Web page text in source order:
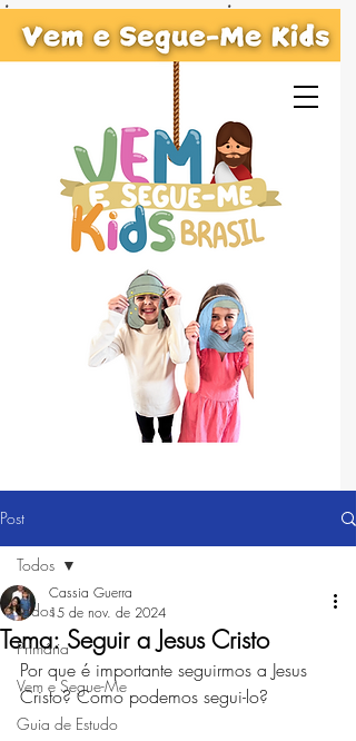
Post
Todos
Primária
Vem e Segue-Me
Guia de Estudo
Todos
Tema: Seguir a Jesus Cristo
Cassia Guerra
15 de nov. de 2024
Por que é importante seguirmos a Jesus
Cristo? Como podemos segui-lo?